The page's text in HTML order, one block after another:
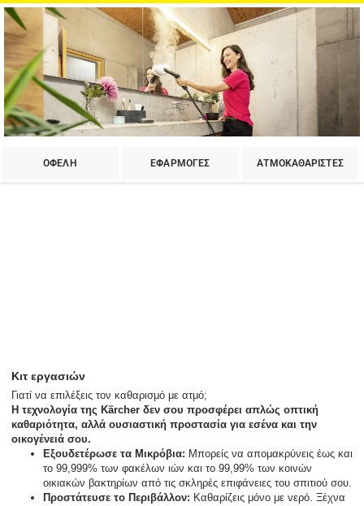
ΟΦΕΛΗ ΕΦΑΡΜΟΓΕΣ ΑΤΜΟΚΑΘΑΡΙΣΤΕΣ
Κιτ εργασιών
Γιατί να επιλέξεις τον καθαρισμό με ατμό;
Η τεχνολογία της Kärcher δεν σου προσφέρει απλώς οπτική
καθαριότητα, αλλά ουσιαστική προστασία για εσένα και την
οικογένειά σου.
Εξουδετέρωσε τα Μικρόβια: Μπορείς να απομακρύνεις έως και
το 99,999% των φακέλων ιών και το 99,99% των κοινών
οικιακών βακτηρίων από τις σκληρές επιφάνειες του σπιτιού σου.
Προστάτευσε το Περιβάλλον: Καθαρίζεις μόνο με νερό. Ξέχνα